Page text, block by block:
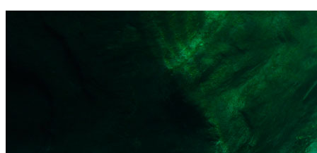
Das Sidemount-Forum ist auf
ein neues Forensystem
umgezogen und wie gewohnt
https://www.sidemount-
erreichbar.